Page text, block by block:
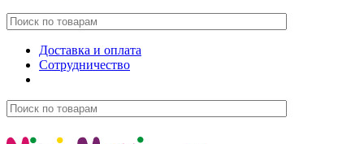
Доставка и оплата
Сотрудничество